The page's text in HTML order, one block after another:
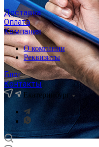
Доставка
Оплата
Компания
О компании
Реквизиты
Блог
Контакты
Екатеринбург